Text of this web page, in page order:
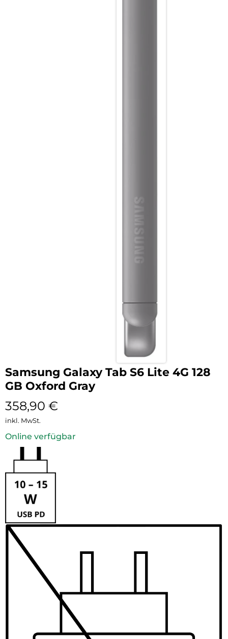
Samsung Galaxy Tab S6 Lite 4G 128
GB Oxford Gray
358,90 €
inkl. MwSt.
Online verfügbar